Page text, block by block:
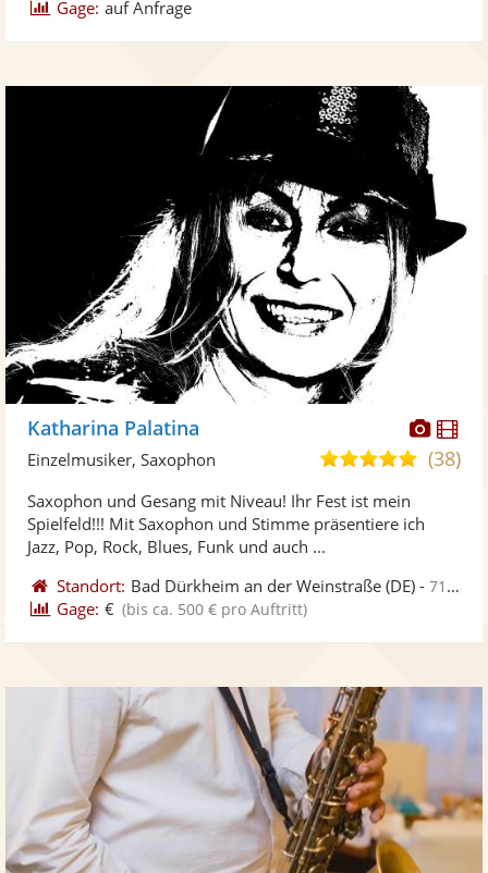
Gage: auf Anfrage
Katharina Palatina
5,0
5
(38)
Einzelmusiker, Saxophon
Saxophon und Gesang mit Niveau! Ihr Fest ist mein
Spielfeld!!! Mit Saxophon und Stimme präsentiere ich
Jazz, Pop, Rock, Blues, Funk und auch ...
Standort: Bad Dürkheim an der Weinstraße (DE) -71 km von Blieskastel
Gage: € (bis ca. 500 € pro Auftritt)